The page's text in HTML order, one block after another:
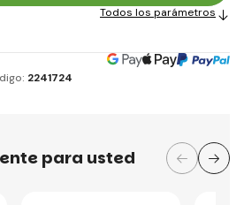
Todos los parámetros
2241724
para usted